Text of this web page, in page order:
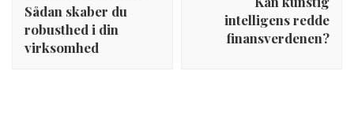
Sådan skaber du
robusthed i din
virksomhed
intelligens redde
finansverdenen?